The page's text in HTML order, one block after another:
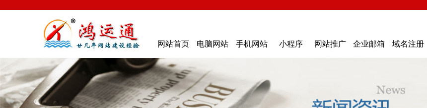
网站首页 电脑网站 手机网站 小程序 网站推广 企业邮箱 域名注册